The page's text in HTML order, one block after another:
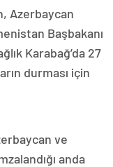
Azerbaycan
Başbakanı
Karabağ’da 27
durması için
ve
anda